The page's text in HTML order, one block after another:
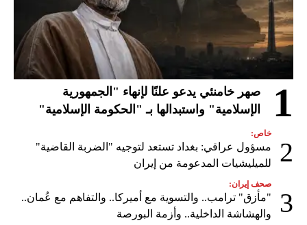
1
صهر خامنئي يدعو علنًا لإنهاء "الجمهورية
الإسلامية" واستبدالها بـ "الحكومة الإسلامية"
2
خاص:
مسؤول عراقي: بغداد تستعد لتوجيه "الضربة القاضية"
للميليشيات المدعومة من إيران
3
صحف إيران:
"مأزق" ترامب.. والتسوية مع أميركا.. والتفاهم مع عُمان..
والهشاشة الداخلية.. وأزمة البورصة